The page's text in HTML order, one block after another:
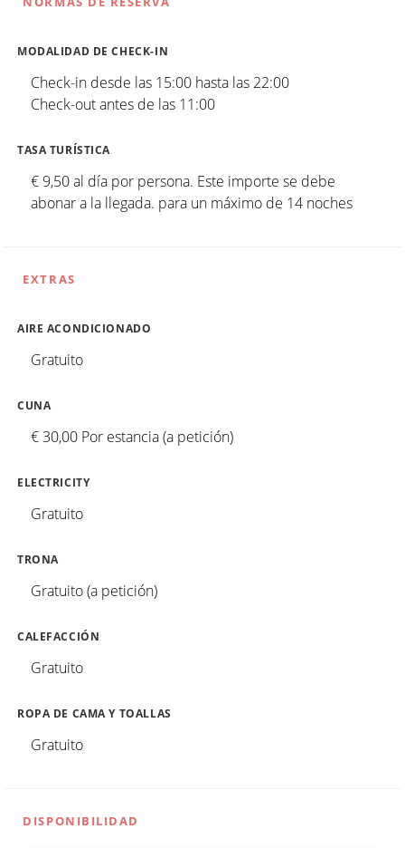
MODALIDAD DE CHECK-IN
Check-in desde las 15:00 hasta las 22:00
Check-out antes de las 11:00
TASA TURÍSTICA
€ 9,50 al día por persona. Este importe se debe
abonar a la llegada. para un máximo de 14 noches
EXTRAS
AIRE ACONDICIONADO
Gratuito
CUNA
€ 30,00 Por estancia (a petición)
ELECTRICITY
Gratuito
TRONA
Gratuito (a petición)
CALEFACCIÓN
Gratuito
ROPA DE CAMA Y TOALLAS
Gratuito
DISPONIBILIDAD